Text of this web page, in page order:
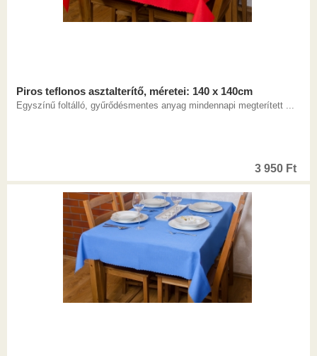
Piros teflonos asztalterítő, méretei: 140 x 140cm
Egyszínű foltálló, gyűrődésmentes anyag mindennapi megterített ...
3 950 Ft